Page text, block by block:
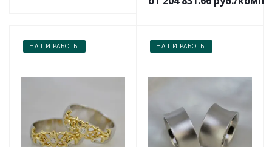
НАШИ РАБОТЫ НАШИ РАБОТЫ